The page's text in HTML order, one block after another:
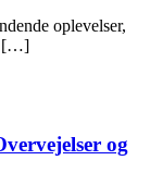
oplevelser,
[…]
og